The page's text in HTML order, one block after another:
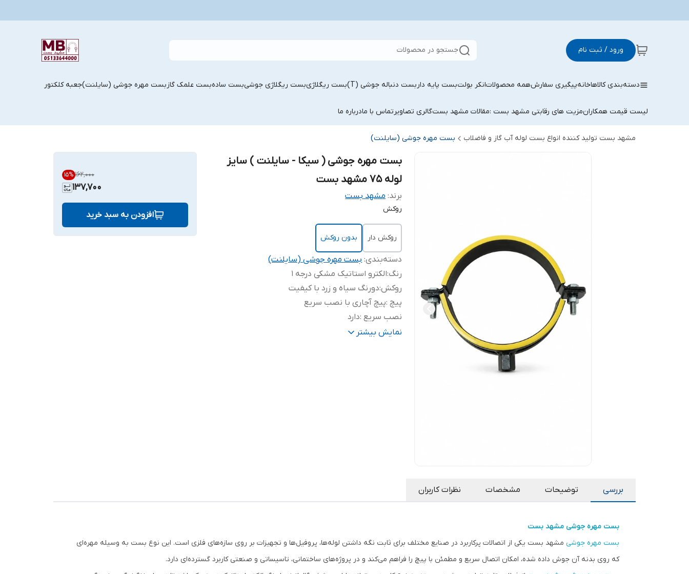
ورود / ثبت نام جستجو در محصولات
دسته‌بندی کالاهاخانهپیگیری سفارشهمه محصولاتانکر بولتبست پایه داربست دنباله جوشی (T) بست ریگلاژیبست ریگلاژی جوشیبست سادهبست علمک گازبست مهره جوشی (سایلنت)جعبه کلکتور
لیست قیمت همکارانمزیت های رقابتی مشهد بست :مقالات مشهد بستگالری تصاویرتماس با مادرباره ما
مشهد بست تولید کننده انواع بست لوله آب گاز و فاضلاب بست مهره جوشی (سایلنت)
بست مهره جوشی ( سیکا - سایلنت ) سایز
لوله 75 مشهد بست
برند: مشهد بست
روکش
روکش دار بدون روکش
دسته‌بندی:بست مهره جوشی (سایلنت)
رنگ:الکترو استاتیک مشکی درجه 1
روکش:دورنگ سیاه و زرد با کیفیت
پیچ :پیچ آچاری با نصب سریع
نصب سریع :دارد
ورق قوی 2 :2 میلیمتر قوی
نمایش بیشتر
۱۶۲٬۰۰۰ 15%
137,700
افزودن به سبد خرید
بررسی توضیحات مشخصات نظرات کاربران
بست مهره جوشی مشهد بست
بست مهره جوشی مشهد بست یکی از اتصالات پرکاربرد در صنایع مختلف برای ثابت نگه داشتن لوله‌ها، پروفیل‌ها و تجهیزات بر روی سازه‌های فلزی است. این نوع بست به وسیله مهره‌ای
که روی بدنه آن جوش داده شده، امکان اتصال سریع و مطمئن با پیچ را فراهم می‌کند و در پروژه‌های ساختمانی، تاسیساتی و صنعتی کاربرد گسترده‌ای دارد.